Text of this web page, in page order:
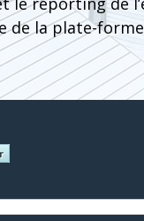
de la plate-